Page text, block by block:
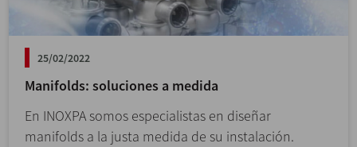
25/02/2022
Manifolds: soluciones a medida
En INOXPA somos especialistas en diseñar
manifolds a la justa medida de su instalación.